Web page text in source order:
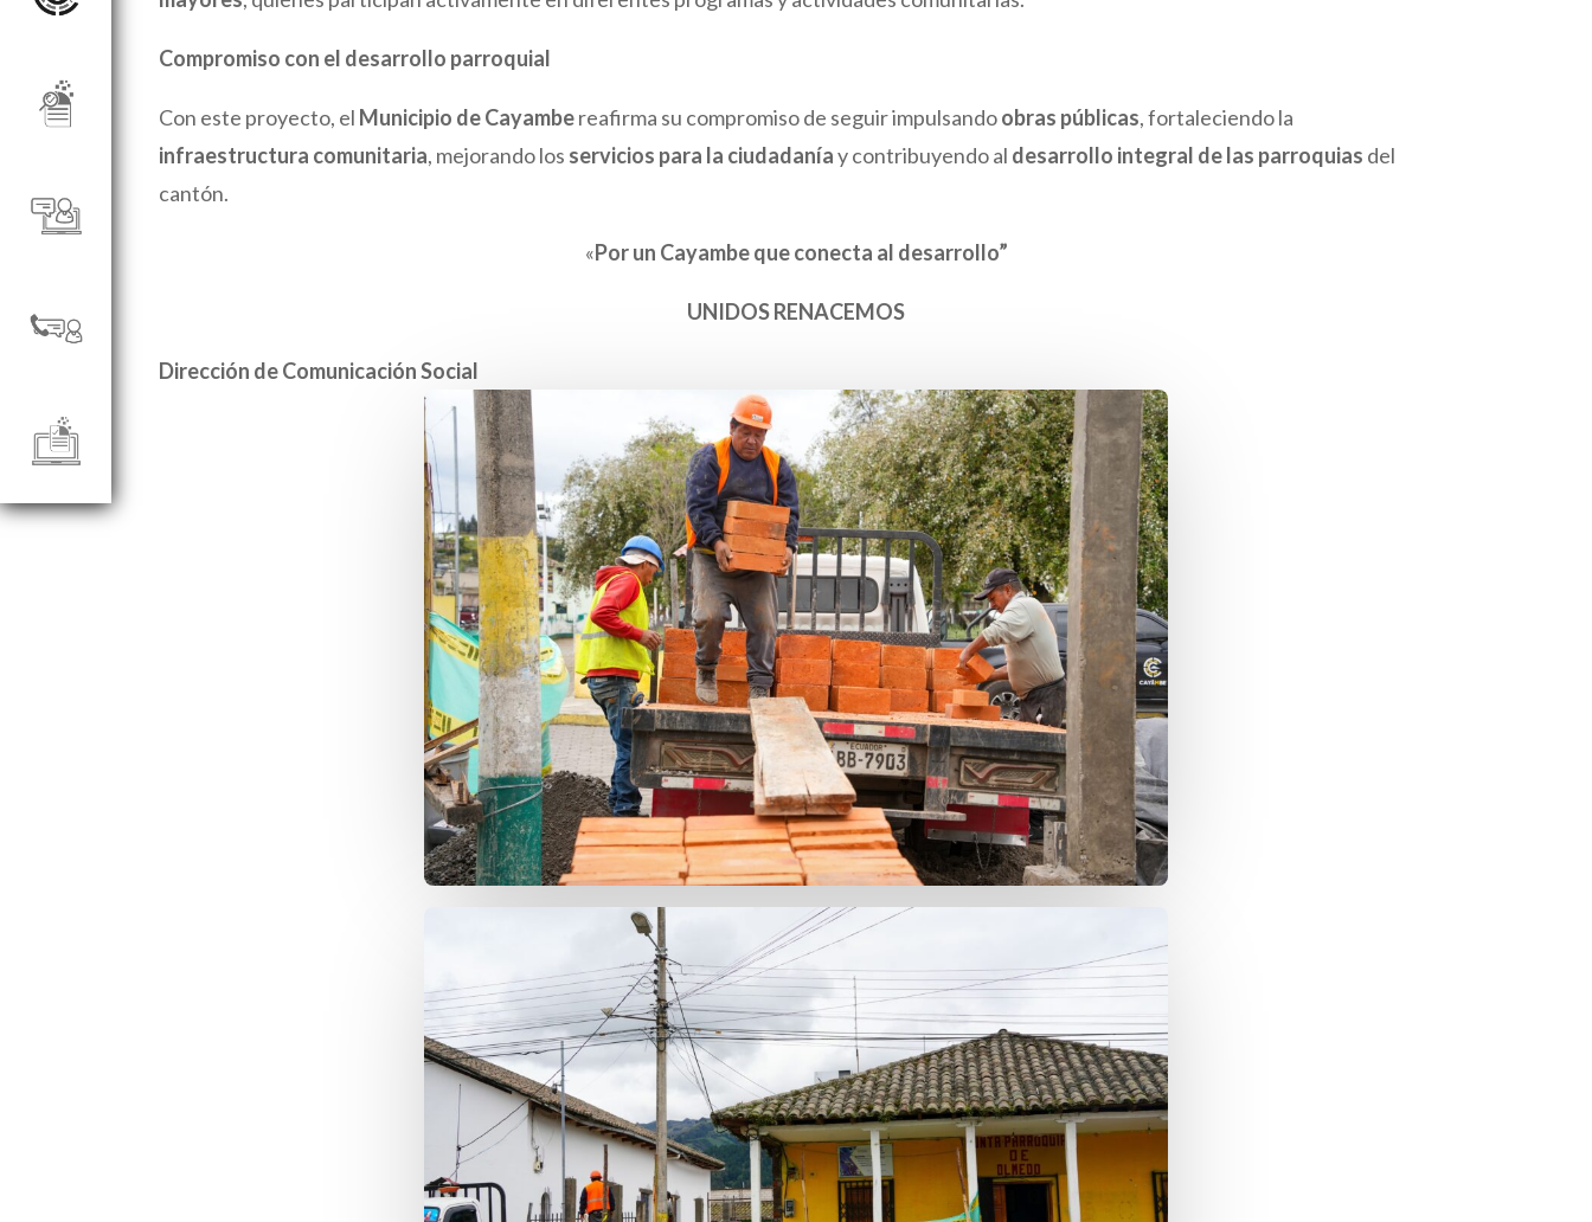
Compromiso con el desarrollo parroquial
Con este proyecto, el Municipio de Cayambereafirma su compromiso de seguir impulsandoobras públicas, fortaleciendo la
infraestructura comunitaria, mejorando los servicios para la ciudadaníay contribuyendo al desarrollo integral de las parroquias del
cantón.
«Por un Cayambe que conecta al desarrollo”
UNIDOS RENACEMOS
Dirección de Comunicación Social